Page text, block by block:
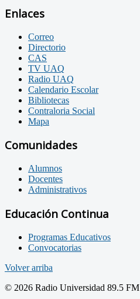
Enlaces
Correo
Directorio
CAS
TV UAQ
Radio UAQ
Calendario Escolar
Bibliotecas
Contraloria Social
Mapa
Comunidades
Alumnos
Docentes
Administrativos
Educación Continua
Programas Educativos
Convocatorias
Volver arriba
© 2026 Radio Universidad 89.5 FM